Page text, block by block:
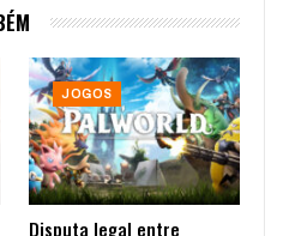
JOGOS
Disputa legal entre